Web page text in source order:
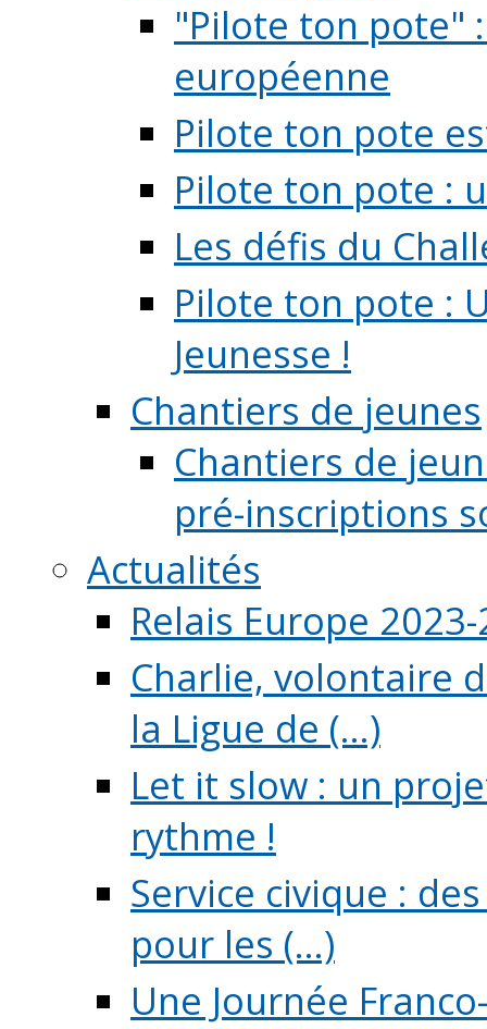
"Pilote ton pote"
européenne
Pilote ton pote
Pilote ton pote :
Les défis du
Pilote ton pote :
Jeunesse !
Chantiers de jeunes
Chantiers de
pré-inscriptions
Actualités
Relais Europe
Charlie, volontaire
la Ligue de (...)
Let it slow : un
rythme !
Service civique :
pour les (...)
Une Journée